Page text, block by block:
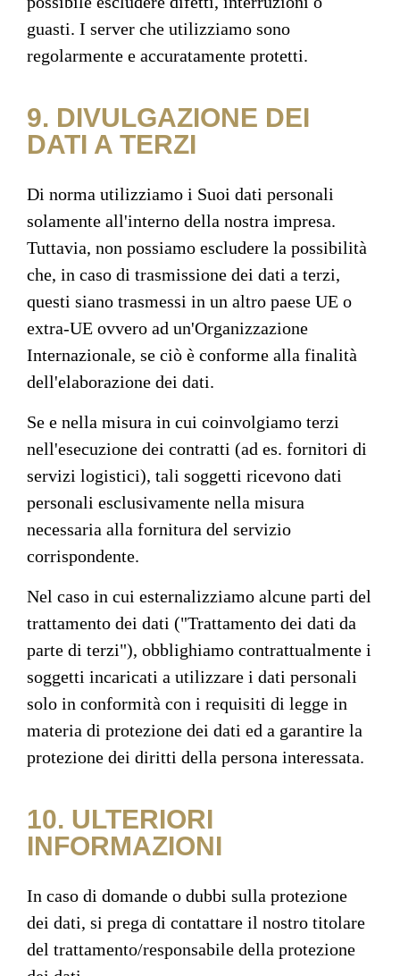
guasti. I server che utilizziamo sono
regolarmente e accuratamente protetti.
9. DIVULGAZIONE DEI
DATI A TERZI
Di norma utilizziamo i Suoi dati personali
solamente all'interno della nostra impresa.
Tuttavia, non possiamo escludere la possibilità
che, in caso di trasmissione dei dati a terzi,
questi siano trasmessi in un altro paese UE o
extra-UE ovvero ad un'Organizzazione
Internazionale, se ciò è conforme alla finalità
dell'elaborazione dei dati.
Se e nella misura in cui coinvolgiamo terzi
nell'esecuzione dei contratti (ad es. fornitori di
servizi logistici), tali soggetti ricevono dati
personali esclusivamente nella misura
necessaria alla fornitura del servizio
corrispondente.
Nel caso in cui esternalizziamo alcune parti del
trattamento dei dati ("Trattamento dei dati da
parte di terzi"), obblighiamo contrattualmente i
soggetti incaricati a utilizzare i dati personali
solo in conformità con i requisiti di legge in
materia di protezione dei dati ed a garantire la
protezione dei diritti della persona interessata.
10. ULTERIORI
INFORMAZIONI
In caso di domande o dubbi sulla protezione
dei dati, si prega di contattare il nostro titolare
del trattamento/responsabile della protezione